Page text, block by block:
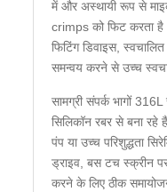
में और अस्थायी रूप से
crimps को फिट करता
फिटिंग डिवाइस,
समन्वय करने से उच्च
सामग्री संपर्क भागों
सिलिकॉन रबर से बना
पंप या उच्च परिशुद्धता
ड्राइव, बस टच स्क्रीन
करने के लिए ठीक